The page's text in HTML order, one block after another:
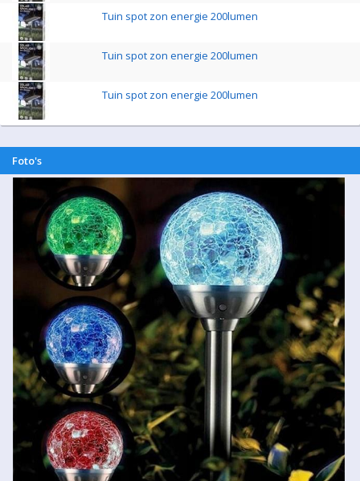
Tuin spot zon energie 200lumen
Tuin spot zon energie 200lumen
Tuin spot zon energie 200lumen
Foto's